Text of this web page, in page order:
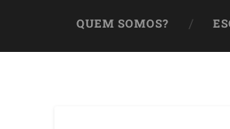
QUEM SOMOS?